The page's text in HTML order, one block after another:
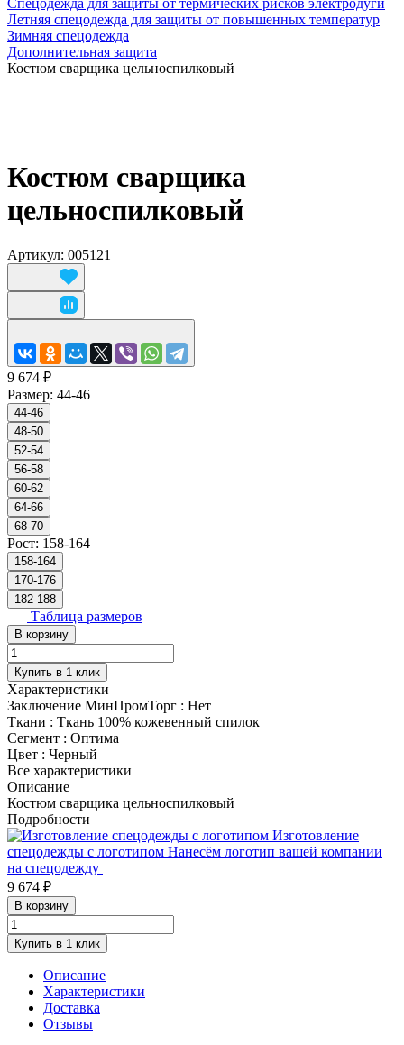
Спецодежда для защиты от термических рисков электродуги
Летняя спецодежда для защиты от повышенных температур
Зимняя спецодежда
Дополнительная защита
Костюм сварщика цельноспилковый
Костюм сварщика
цельноспилковый
Артикул: 005121
9 674 ₽
Размер: 44-46
44-46
48-50
52-54
56-58
60-62
64-66
68-70
Рост: 158-164
158-164
170-176
182-188
Таблица размеров
В корзину
Купить в 1 клик
Характеристики
Заключение МинПромТорг : Нет
Ткани : Ткань 100% кожевенный спилок
Сегмент : Оптима
Цвет : Черный
Все характеристики
Описание
Костюм сварщика цельноспилковый
Подробности
Изготовление
спецодежды с логотипом Нанесём логотип вашей компании
на спецодежду
9 674 ₽
В корзину
Купить в 1 клик
Описание
Характеристики
Доставка
Отзывы